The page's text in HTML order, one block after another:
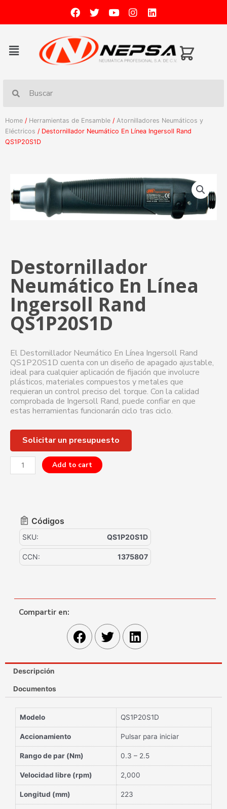
Home / Herramientas de Ensamble / Atornilladores Neumáticos y
Eléctricos / Destornillador Neumático En Línea Ingersoll Rand
QS1P20S1D
Destornillador
Neumático En Línea
Ingersoll Rand
QS1P20S1D
El Destornillador Neumático En Línea Ingersoll Rand
QS1P20S1D cuenta con un diseño de apagado ajustable,
ideal para cualquier aplicación de fijación que involucre
plásticos, materiales compuestos y metales que
requieran un control preciso del torque. Con la calidad
comprobada de Ingersoll Rand, puede confiar en que
estas herramientas funcionarán ciclo tras ciclo.
Solicitar un presupuesto
Add to cart
Códigos
SKU: QS1P20S1D
CCN: 1375807
Compartir en:
Descripción
Documentos
Modelo QS1P20S1D
Accionamiento Pulsar para iniciar
Rango de par (Nm) 0.3 – 2.5
Velocidad libre (rpm) 2,000
Longitud (mm) 223